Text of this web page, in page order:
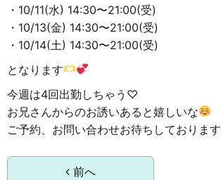
・10/11(水) 14:30〜21:00(受)
・10/13(金) 14:30〜21:00(受)
・10/14(土) 14:30〜21:00(受)
となります
今週は4回出勤しちゃう♡
お兄さんからのお誘いあると嬉しいな
ご予約、お問い合わせお待ちしております
前へ